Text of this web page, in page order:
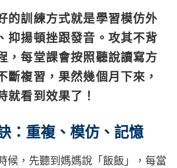
的訓練方式就是學習模仿外
抑揚頓挫跟發音。攻其不背
，每堂課會按照聽說讀寫方
斷複習，果然幾個月下來，
就看到效果了！
：重複、模仿、記憶
候，先聽到媽媽說「飯飯」，每當